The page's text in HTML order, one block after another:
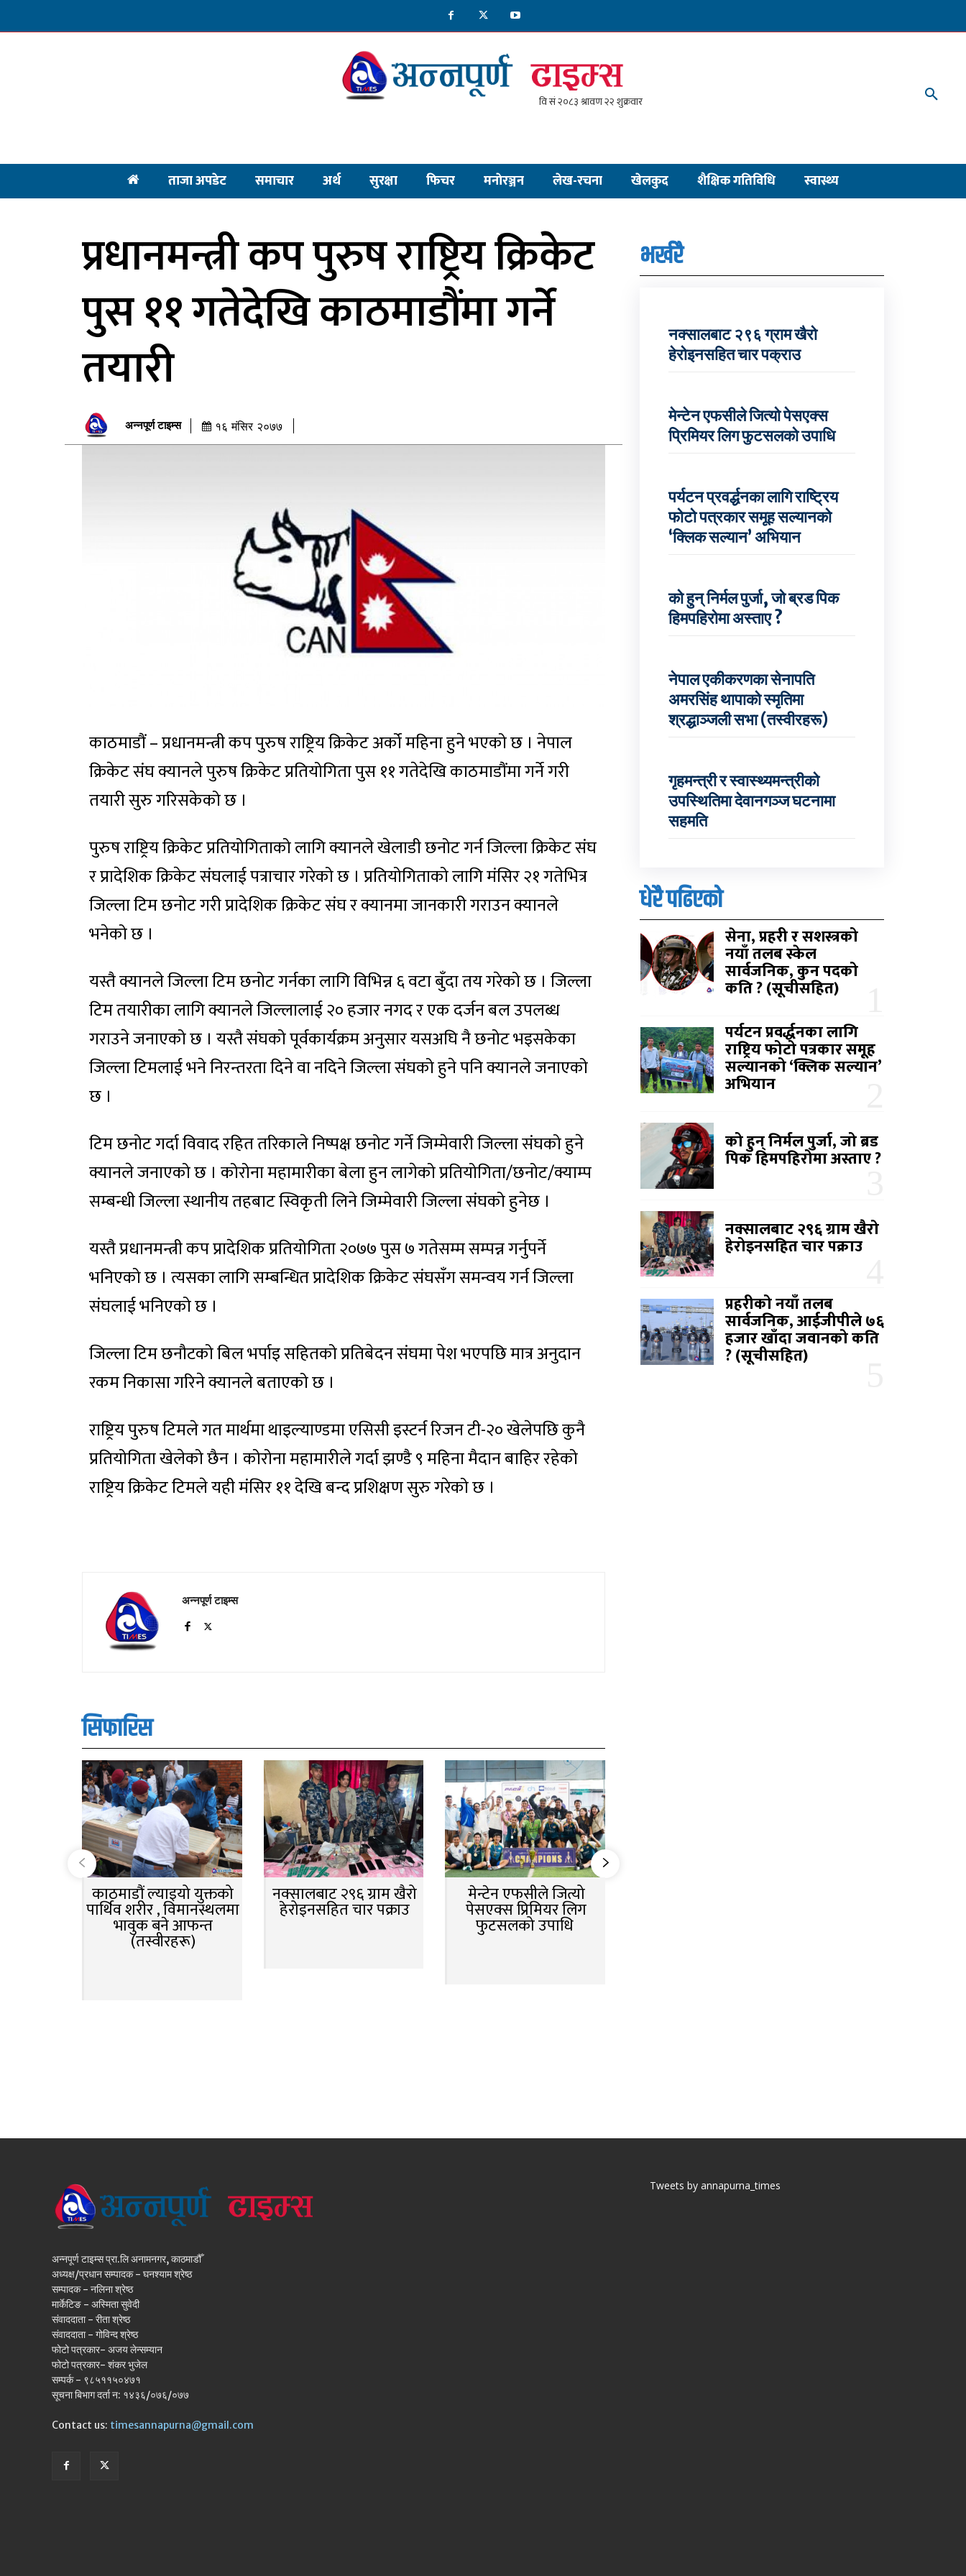
ताजा अपडेट समाचार अर्थ सुरक्षा फिचर मनाेरञ्जन लेख-रचना खेलकुद शैक्षिक गतिविधि स्वास्थ्य
प्रधानमन्त्री कप पुरुष राष्ट्रिय क्रिकेट
पुस ११ गतेदेखि काठमाडौंमा गर्ने
तयारी
अन्नपूर्ण टाइम्स १६ मंसिर २०७७
काठमाडौं – प्रधानमन्त्री कप पुरुष राष्ट्रिय क्रिकेट अर्को महिना हुने भएको छ । नेपाल
क्रिकेट संघ क्यानले पुरुष क्रिकेट प्रतियोगिता पुस ११ गतेदेखि काठमाडौंमा गर्ने गरी
तयारी सुरु गरिसकेको छ ।
पुरुष राष्ट्रिय क्रिकेट प्रतियोगिताको लागि क्यानले खेलाडी छनोट गर्न जिल्ला क्रिकेट संघ
र प्रादेशिक क्रिकेट संघलाई पत्राचार गरेको छ । प्रतियोगिताको लागि मंसिर २१ गतेभित्र
जिल्ला टिम छनोट गरी प्रादेशिक क्रिकेट संघ र क्यानमा जानकारी गराउन क्यानले
भनेको छ ।
यस्तै क्यानले जिल्ला टिम छनोट गर्नका लागि विभिन्न ६ वटा बुँदा तय गरेको छ । जिल्ला
टिम तयारीका लागि क्यानले जिल्लालाई २० हजार नगद र एक दर्जन बल उपलब्ध
गराउने जनाएको छ । यस्तै संघको पूर्वकार्यक्रम अनुसार यसअघि नै छनोट भइसकेका
जिल्ला टिमलाई भने निरन्तरता दिने वा नदिने जिल्ला संघको हुने पनि क्यानले जनाएको
छ ।
टिम छनोट गर्दा विवाद रहित तरिकाले निष्पक्ष छनोट गर्ने जिम्मेवारी जिल्ला संघको हुने
क्यानले जनाएको छ । कोरोना महामारीका बेला हुन लागेको प्रतियोगिता/छनोट/क्याम्प
सम्बन्धी जिल्ला स्थानीय तहबाट स्विकृती लिने जिम्मेवारी जिल्ला संघको हुनेछ ।
यस्तै प्रधानमन्त्री कप प्रादेशिक प्रतियोगिता २०७७ पुस ७ गतेसम्म सम्पन्न गर्नुपर्ने
भनिएको छ । त्यसका लागि सम्बन्धित प्रादेशिक क्रिकेट संघसँग समन्वय गर्न जिल्ला
संघलाई भनिएको छ ।
जिल्ला टिम छनौटको बिल भर्पाइ सहितको प्रतिबेदन संघमा पेश भएपछि मात्र अनुदान
रकम निकासा गरिने क्यानले बताएको छ ।
राष्ट्रिय पुरुष टिमले गत मार्थमा थाइल्याण्डमा एसिसी इस्टर्न रिजन टी-२० खेलेपछि कुनै
प्रतियोगिता खेलेको छैन । कोरोना महामारीले गर्दा झण्डै ९ महिना मैदान बाहिर रहेको
राष्ट्रिय क्रिकेट टिमले यही मंसिर ११ देखि बन्द प्रशिक्षण सुरु गरेको छ ।
अन्नपूर्ण टाइम्स
सिफारिस
काठमाडौं ल्याइयो युक्तको
पार्थिव शरीर , विमानस्थलमा
भावुक बने आफन्त
(तस्वीरहरू)
नक्सालबाट २९६ ग्राम खैरो
हेरोइनसहित चार पक्राउ
मेन्टेन एफसीले जित्यो
पेसएक्स प्रिमियर लिग
फुटसलको उपाधि
भर्खरै
नक्सालबाट २९६ ग्राम खैरो
हेरोइनसहित चार पक्राउ
मेन्टेन एफसीले जित्यो पेसएक्स
प्रिमियर लिग फुटसलको उपाधि
पर्यटन प्रवर्द्धनका लागि राष्ट्रिय
फोटो पत्रकार समूह सल्यानको
‘क्लिक सल्यान’ अभियान
को हुन् निर्मल पुर्जा, जो ब्रड पिक
हिमपहिरोमा अस्ताए ?
नेपाल एकीकरणका सेनापति
अमरसिंह थापाको स्मृतिमा
श्रद्धाञ्जली सभा (तस्वीरहरू)
गृहमन्त्री र स्वास्थ्यमन्त्रीको
उपस्थितिमा देवानगञ्ज घटनामा
सहमति
धेरै पढिएको
सेना, प्रहरी र सशस्त्रको
नयाँ तलब स्केल
सार्वजनिक, कुन पदको
कति ? (सूचीसहित)
पर्यटन प्रवर्द्धनका लागि
राष्ट्रिय फोटो पत्रकार समूह
सल्यानको ‘क्लिक सल्यान’
अभियान
को हुन् निर्मल पुर्जा, जो ब्रड
पिक हिमपहिरोमा अस्ताए ?
नक्सालबाट २९६ ग्राम खैरो
हेरोइनसहित चार पक्राउ
प्रहरीको नयाँ तलब
सार्वजनिक, आईजीपीले ७६
हजार खाँदा जवानको कति
? (सूचीसहित)
अन्नपूर्ण टाइम्स प्रा.लि अनामनगर, काठमाडौँ
अध्यक्ष/प्रधान सम्पादक - घनश्याम श्रेष्ठ
सम्पादक - नलिना श्रेष्ठ
मार्केटिङ - अस्मिता सुवेदी
संवाददाता - रीता श्रेष्ठ
संवाददाता - गोविन्द श्रेष्ठ
फोटो पत्रकार- अजय लेन्सम्यान
फोटो पत्रकार- शंकर भुजेल
सम्पर्क - ९८५११५०४७१
सूचना बिभाग दर्ता न: १४३६/०७६/०७७
Contact us: timesannapurna@gmail.com
Tweets by annapurna_times